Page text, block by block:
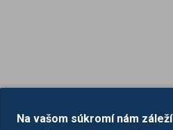
Na vašom súkromí nám záleží